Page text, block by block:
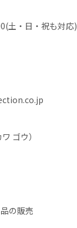
土・日・祝も対応)
ゴウ）
の販売